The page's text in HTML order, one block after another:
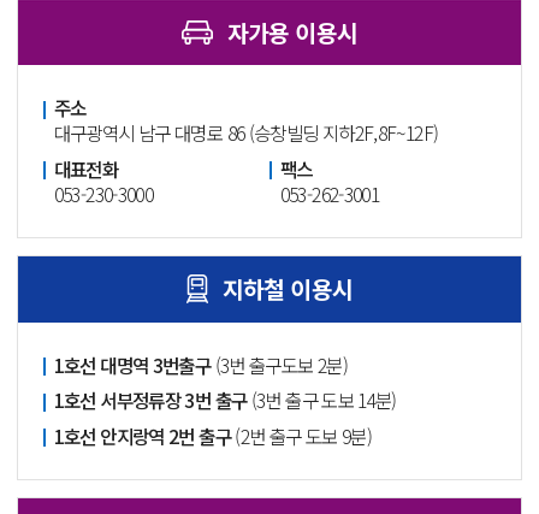
자가용 이용시
주소
대구광역시 남구 대명로 86 (승창빌딩 지하2F,8F~12F)
대표전화
053-230-3000
팩스
053-262-3001
지하철 이용시
1호선 대명역 3번출구(3번 출구도보 2분)
1호선 서부정류장 3번 출구(3번 출구 도보 14분)
1호선 안지랑역 2번 출구(2번 출구 도보 9분)